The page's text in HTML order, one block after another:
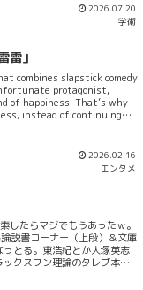
の抽象的な内容でアマゾンレ
。というのも、この本はあく
られていて、そこで終わっ
、「攻殻」という漫画が実
っていう点には評論の論旨
が実際どういう構造をして
2026.07.20
学術
雷」
combines slapstick comedy
protagonist,
of happiness. That’s why I
instead of continuing
小学館のいいところが出てい
のうた」なんじゃあねえかな
もろい。SFアクション漫画
2026.02.16
エンタメ
したらマジでもうあったｗ。
説書コーナー（上段）＆文庫
とる。東浩紀とか大塚英志
クスワン理論のタレブ本。